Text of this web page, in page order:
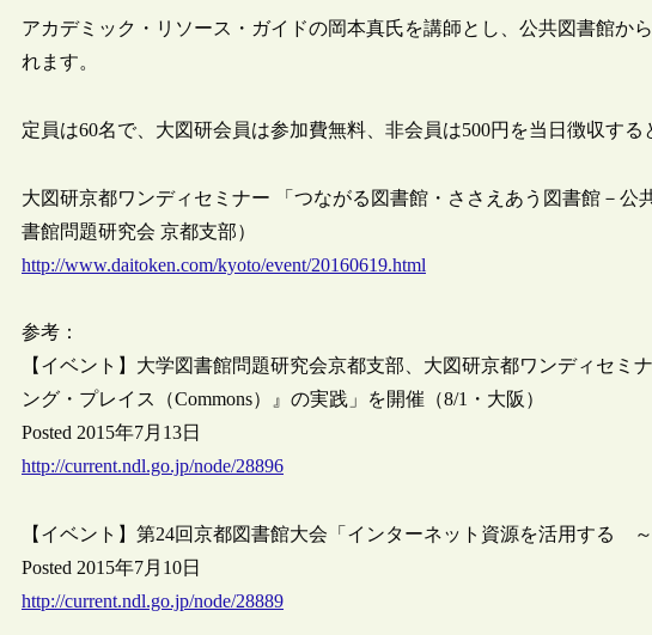
アカデミック・リソース・ガイドの岡本真氏を講師とし、公共図書館か
れます。
定員は60名で、大図研会員は参加費無料、非会員は500円を当日徴収する
大図研京都ワンディセミナー 「つながる図書館・ささえあう図書館－公
書館問題研究会 京都支部）
http://www.daitoken.com/kyoto/event/20160619.html
参考：
【イベント】大学図書館問題研究会京都支部、大図研京都ワンディセ
ング・プレイス（Commons）』の実践」を開催（8/1・大阪）
Posted 2015年7月13日
http://current.ndl.go.jp/node/28896
【イベント】第24回京都図書館大会「インターネット資源を活用する
Posted 2015年7月10日
http://current.ndl.go.jp/node/28889